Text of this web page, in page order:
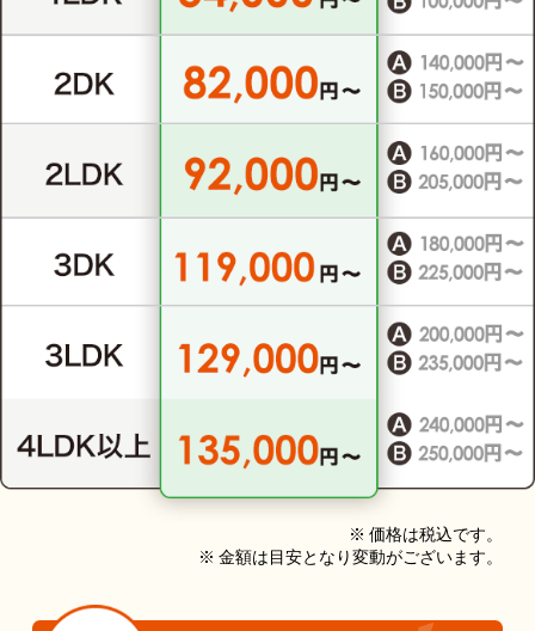
※ 価格は税込です。
※ 金額は目安となり変動がございます。